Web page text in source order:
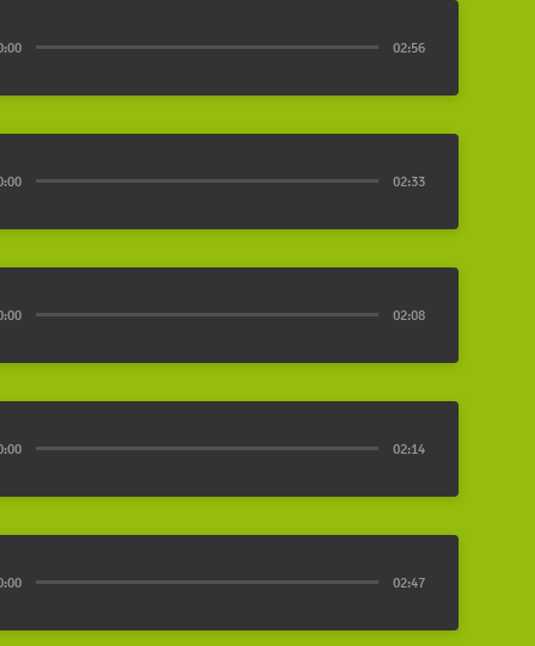
02:56
02:33
02:08
02:14
02:47